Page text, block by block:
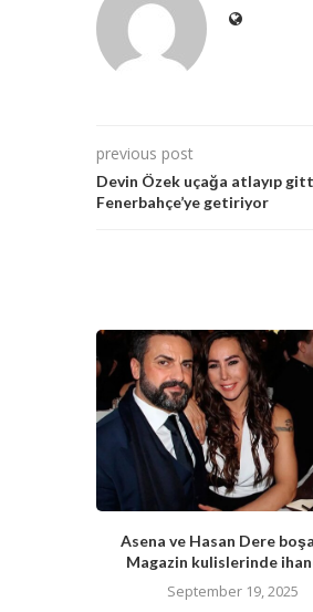
previous post
Devin Özek uçağa atlayıp
Fenerbahçe’ye getiriyor
Asena ve Hasan Dere
Magazin kulislerinde
September 19, 2025